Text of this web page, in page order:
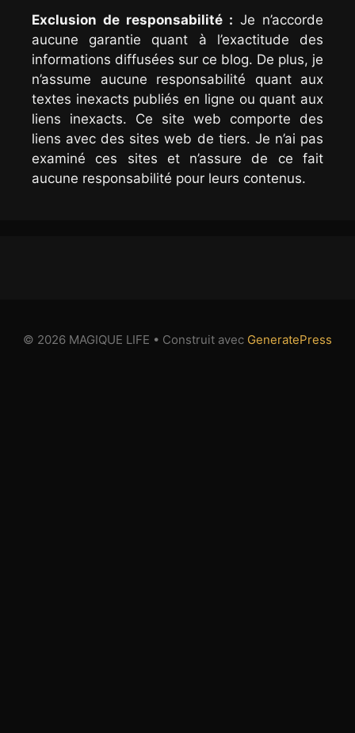
Exclusion de responsabilité : Je n’accorde
aucune garantie quant à l’exactitude des
informations diffusées sur ce blog. De plus, je
n’assume aucune responsabilité quant aux
textes inexacts publiés en ligne ou quant aux
liens inexacts. Ce site web comporte des
liens avec des sites web de tiers. Je n’ai pas
examiné ces sites et n’assure de ce fait
aucune responsabilité pour leurs contenus.
© 2026 MAGIQUE LIFE • Construit avec GeneratePress